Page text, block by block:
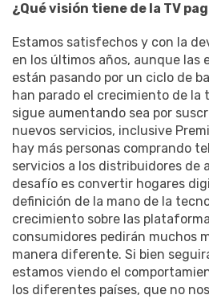
¿Qué visión tiene de la TV
Estamos satisfechos y con la
en los últimos años, aunque las
están pasando por un ciclo de
han parado el crecimiento de la
sigue aumentando sea por
nuevos servicios, inclusive
hay más personas comprando
servicios a los distribuidores de
desafío es convertir hogares
definición de la mano de la
crecimiento sobre las
consumidores pedirán muchos
manera diferente. Si bien
estamos viendo el
los diferentes países, que no